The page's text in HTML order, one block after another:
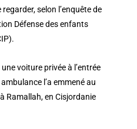
selon l’enquête de
Défense des enfants
voiture privée à l’entrée
l’a emmené au
Ramallah, en Cisjordanie